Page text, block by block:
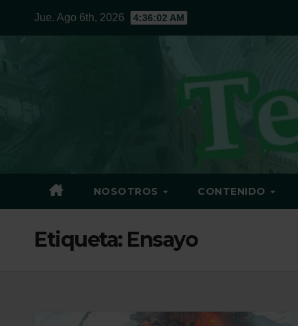
Jue. Ago 6th, 2026 4:36:03 AM
NOSOTROS CONTENIDO
Etiqueta: Ensayo